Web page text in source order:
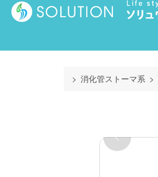
消化管ストーマ系